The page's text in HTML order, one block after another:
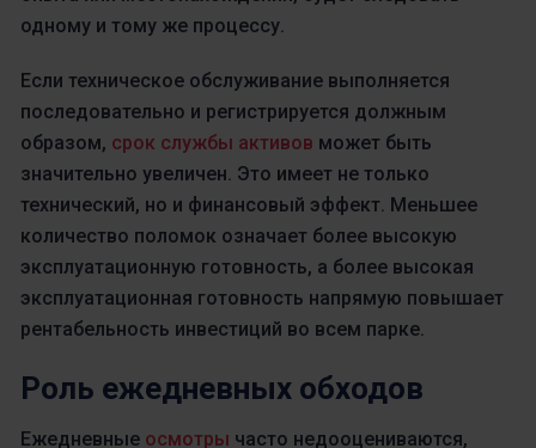
одному и тому же процессу.
Если техническое обслуживание выполняется
последовательно и регистрируется должным
образом, срок службы активов может быть
значительно увеличен. Это имеет не только
технический, но и финансовый эффект. Меньшее
количество поломок означает более высокую
эксплуатационную готовность, а более высокая
эксплуатационная готовность напрямую повышает
рентабельность инвестиций во всем парке.
Роль ежедневных обходов
Ежедневные осмотры часто недооцениваются,